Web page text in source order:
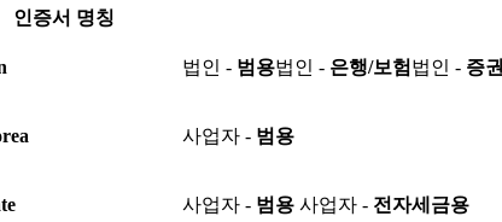
인증서 명칭
법인 - 범용법인 - 은행/보험 법인 - 증권
사업자 - 범용
사업자 - 범용 사업자 - 전자세금용